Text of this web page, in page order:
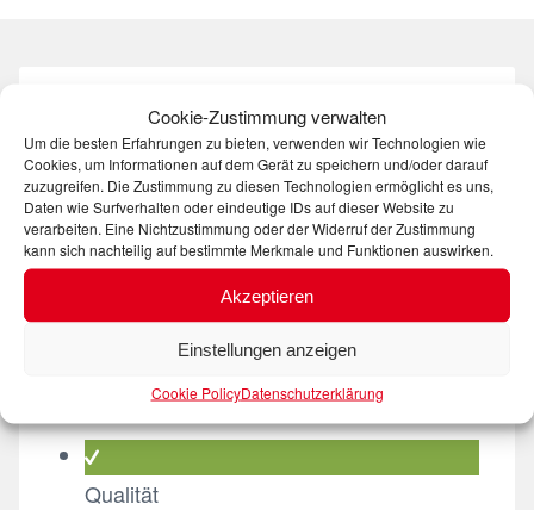
Cookie-Zustimmung verwalten
Um die besten Erfahrungen zu bieten, verwenden wir Technologien wie
Cookies, um Informationen auf dem Gerät zu speichern und/oder darauf
zuzugreifen. Die Zustimmung zu diesen Technologien ermöglicht es uns,
Daten wie Surfverhalten oder eindeutige IDs auf dieser Website zu
verarbeiten. Eine Nichtzustimmung oder der Widerruf der Zustimmung
kann sich nachteilig auf bestimmte Merkmale und Funktionen auswirken.
Akzeptieren
Einstellungen anzeigen
Cookie PolicyDatenschutzerklärung
Warum Dörrenhaus?
Alles aus einer Hand
Wir kümmern uns von A bis Z um all Ihre
Logistikanforderungen.
Qualität